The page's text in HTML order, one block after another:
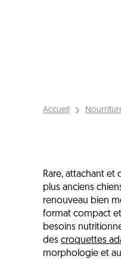
Accueil
Rare, attachant
plus anciens
renouveau bien
format compact
besoins
des croquettes
morphologie et